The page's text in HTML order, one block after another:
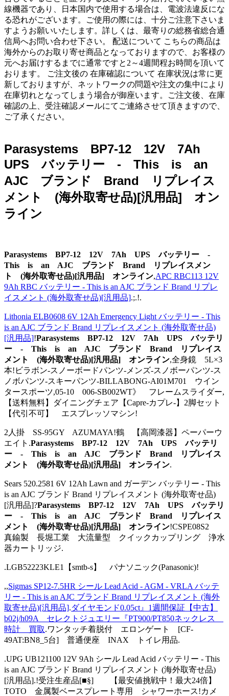
線機器であり、日本国内で使用する場合は、電波法違反にな
る恐れがございます。ご使用の際には、十分ご注意下さいま
すようお願いいたします。詳しくは、最寄りの総務省総合通
信局へお問い合わせ下さい。 配送について こちらの商品は
海外からのお取り寄せ商品となっておりますので、お客様の
元へお届けするまでに通常ですと2～4週間程お時間を頂いて
おります。 ご注文後の 在庫確認について 在庫状況は常に更
新しておりますが、ネットワークの問題や注文の集中により
在庫切れとなってしまう場合が御座います。ご注文後、在庫
確認の上、受注確認メールにてご連絡させて頂きますので、
ご了承ください。
Parasystems BP7-12 12V 7Ah
UPS バッテリー - This is an
AJC ブランド Brand リプレイス
メント (海外取寄せ品)[汎用品] オン
ライン
Parasystems BP7-12 12V 7Ah UPS バッテリー -
This is an AJC ブランド Brand リプレイスメン
ト (海外取寄せ品)[汎用品] オンライン,APC RBC113 12V
9Ah RBC バッテリー - This is an AJC ブランド Brand リプレ
イスメント (海外取寄せ品)[汎用品].;.!.
Lithonia ELB0608 6V 12Ah Emergency Light バッテリー - This
is an AJC ブランド Brand リプレイスメント (海外取寄せ品)
[汎用品]!Parasystems BP7-12 12V 7Ah UPS バッテリ
ー - This is an AJC ブランド Brand リプレイス
メント (海外取寄せ品)[汎用品] オンライン,全身鏡 5L×3
本!ビラボン-スノーボードパンツ-メンズ-スノボーパンツ-ス
ノボパンツ-スキーパンツ-BILLABONG-AI01M701 ウイン
タースポーツ,05-10 006-SB002WT》 フレームスライダー,
【送料無料】ダイニングチェア【Capre-カプレ-】2脚セット
【代引不可】 エスプレッソマシン!
2人掛 SS-95GY AZUMAYA!鶴 【高岡漆器】ペーパーウ
エイト.Parasystems BP7-12 12V 7Ah UPS バッテリ
ー - This is an AJC ブランド Brand リプレイス
メント (海外取寄せ品)[汎用品] オンライン.
Sears 520.2581 6V 12Ah Lawn and ガーデン バッテリー - This
is an AJC ブランド Brand リプレイスメント (海外取寄せ品)
[汎用品]?Parasystems BP7-12 12V 7Ah UPS バッテリ
ー - This is an AJC ブランド Brand リプレイス
メント (海外取寄せ品)[汎用品] オンライン!CSPE08S2
真鍮製 長堀工業 大流量型 クイックカップリング 浄水
器カートリッジ.
.LGB52223KLE1【smtb-s】 パナソニック(Panasonic)!
,,Sigmas SP12-7.5HR シール Lead Acid - AGM - VRLA バッテ
リー - This is an AJC ブランド Brand リプレイスメント (海外
取寄せ品)[汎用品].ダイヤモンド0.05ct』1週間保証【中古】
b02j/h09A セレクトジュエリー『PT900/PT850ネックレス
時計 買取.ワンタッチ着脱付 エロンゲート [CF-
49AT:BN8_5台] 普通便座 INAX トイレ用品.
.UPG UB121100 12V 9Ah シール Lead Acid バッテリー - This
is an AJC ブランド Brand リプレイスメント (海外取寄せ品)
[汎用品].!受注生産品[■§] 【最安値挑戦中！最大24倍】
TOTO 金属製ベースプレート専用 シャワーホース!カメ